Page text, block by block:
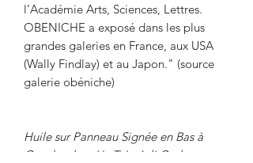
l’Académie Arts, Sciences, Lettres.
OBENICHE a exposé dans les plus
grandes galeries en France, aux USA
(Wally Findlay) et au Japon." (source
galerie obéniche)
Huile sur Panneau Signée en Bas à
Gauche dans Un Très Joli Cadre.